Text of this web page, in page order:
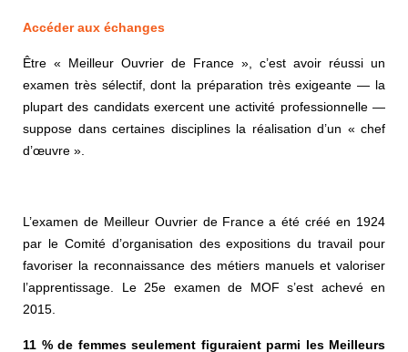
Accéder aux échanges
Être « Meilleur Ouvrier de France », c’est avoir réussi un
examen très sélectif, dont la préparation très exigeante — la
plupart des candidats exercent une activité professionnelle —
suppose dans certaines disciplines la réalisation d’un « chef
d’œuvre ».
L’examen de Meilleur Ouvrier de France a été créé en 1924
par le Comité d’organisation des expositions du travail pour
favoriser la reconnaissance des métiers manuels et valoriser
l’apprentissage. Le 25e examen de MOF s’est achevé en
2015.
11 % de femmes seulement figuraient parmi les Meilleurs